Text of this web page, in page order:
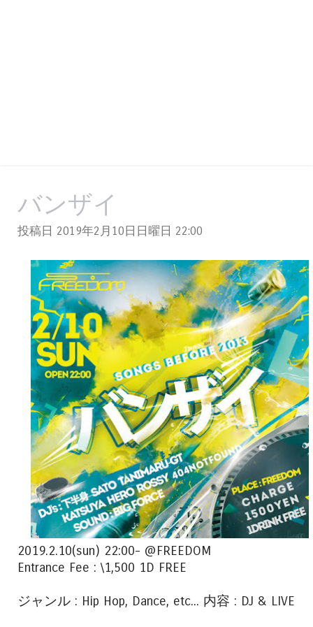
バンザイ
投稿日 2019年2月10日日曜日 22:00
2019.2.10(sun) 22:00- @FREEDOM
Entrance Fee : \1,500 1D FREE
ジャンル : Hip Hop, Dance, etc... 内容 : DJ & LIVE